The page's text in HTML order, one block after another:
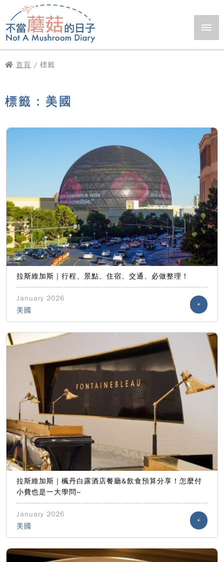
首頁 / 標籤
標籤：美國
拉斯維加斯｜行程、景點、住宿、交通、必做整理！
January 2026
美國
+
拉斯維加斯｜楓丹白露酒店餐廳&飲食預算分享！怎麼付
小費也是一大學問~
January 2026
美國
+